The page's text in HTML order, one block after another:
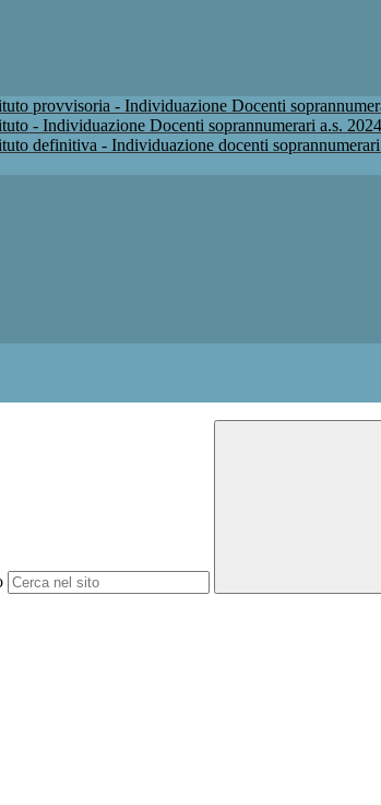
provvisoria - Individuazione Docenti
- Individuazione Docenti soprannumerari a.s.
definitiva - Individuazione docenti